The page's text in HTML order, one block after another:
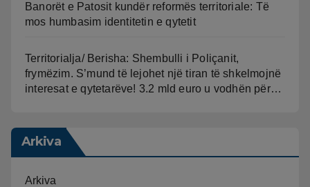
Banorët e Patosit kundër reformës territoriale: Të
mos humbasim identitetin e qytetit
Territorialja/ Berisha: Shembulli i Poliçanit,
frymëzim. S’mund të lejohet një tiran të shkelmojnë
interesat e qytetarëve! 3.2 mld euro u vodhën për…
Arkiva
Arkiva